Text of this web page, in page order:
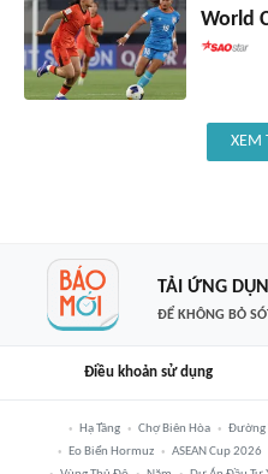
World
XEM
TẢI ỨNG
ĐỂ KHÔNG BỎ
Điều khoản sử dụng
Hạ Tầng Chợ Biên Hòa Đường
Eo Biển Hormuz
ASEAN Cup 2026